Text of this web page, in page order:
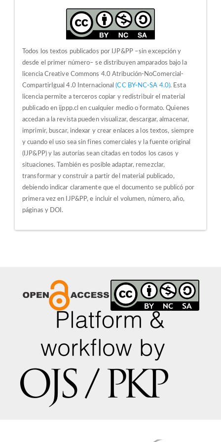
Todos los textos publicados por IJP&PP –sin excepción y
desde el primer número– se distribuyen amparados bajo la
licencia Creative Commons 4.0 Atribución-NoComercial-
CompartirIgual 4.0 Internacional(CC BY-NC-SA 4.0). Esta
licencia permite a terceros copiar y redistribuir el material
publicado en ijppp.cl en cualquier medio o formato. Quienes
accedan a la revista pueden visualizar, descargar, almacenar,
imprimir, buscar, indexar y crear enlaces a los textos, siempre
y cuando el uso sea sin fines comerciales y la fuente original
(IJP&PP) y las autorías sean citadas en todos los casos y
situaciones.
También es posible adaptar, remezclar,
transformar y construir a partir del material publicado,
debiendo indicar claramente que el documento se publicó por
primera vez en IJP&PP, e incluir el volumen, número, año,
páginas y DOI.